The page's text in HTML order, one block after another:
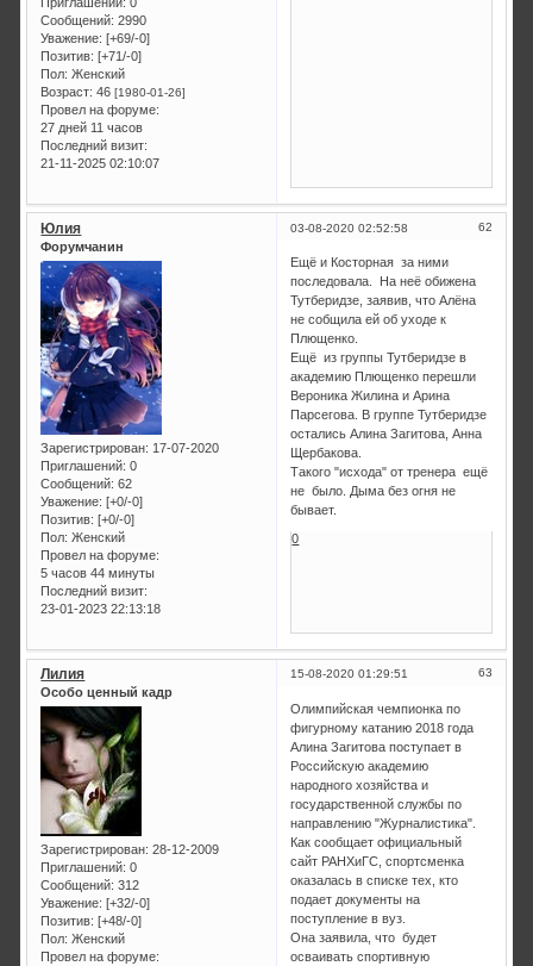
Сообщений: 2990
Уважение: [+69/-0]
Позитив: [+71/-0]
Пол: Женский
Возраст: 46[1980-01-26]
Провел на форуме:
27 дней 11 часов
Последний визит:
21-11-2025 02:10:07
62
03-08-2020 02:52:58
Юлия
Форумчанин
Зарегистрирован: 17-07-2020
Приглашений: 0
Сообщений: 62
Уважение: [+0/-0]
Позитив: [+0/-0]
Пол: Женский
Провел на форуме:
5 часов 44 минуты
Последний визит:
23-01-2023 22:13:18
Ещё и Косторная за ними
последовала. На неё обижена
Тутберидзе, заявив, что Алёна
не собщила ей об уходе к
Плющенко.
Ещё из группы Тутберидзе в
академию Плющенко перешли
Вероника Жилина и Арина
Парсегова. В группе Тутберидзе
остались Алина Загитова, Анна
Щербакова.
Такого "исхода" от тренера ещё
не было. Дыма без огня не
бывает.
0
63
15-08-2020 01:29:51
Лилия
Особо ценный кадр
Зарегистрирован: 28-12-2009
Приглашений: 0
Сообщений: 312
Уважение: [+32/-0]
Позитив: [+48/-0]
Пол: Женский
Провел на форуме:
Олимпийская чемпионка по
фигурному катанию 2018 года
Алина Загитова поступает в
Российскую академию
народного хозяйства и
государственной службы по
направлению "Журналистика".
Как сообщает официальный
сайт РАНХиГС, спортсменка
оказалась в списке тех, кто
подает документы на
поступление в вуз.
Она заявила, что будет
осваивать спортивную